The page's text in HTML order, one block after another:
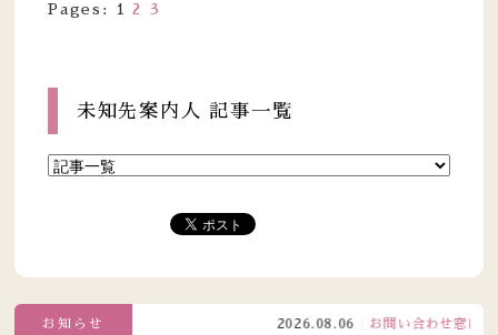
Pages: 1 2 3
未知先案内人 記事一覧
お知らせ 2026.08.06 お問い合わせ窓口電